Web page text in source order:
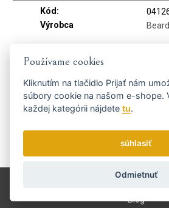
Kód:
Výrobca
Dostaňte se včas
Zasielame novinky a zľavy raz týždenne.Ako
Doprava a platba
Blog
Používame cookies
Kliknutím na tlačidlo Prijať nám
súbory cookie na našom e-shope.
každej kategórii nájdetetu.
súhlasiť
Odmietnuť